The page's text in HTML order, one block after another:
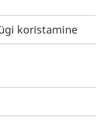
koristamine